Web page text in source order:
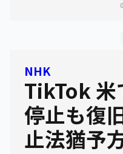
NHK
TikTok 米
停止も復
止法猶予